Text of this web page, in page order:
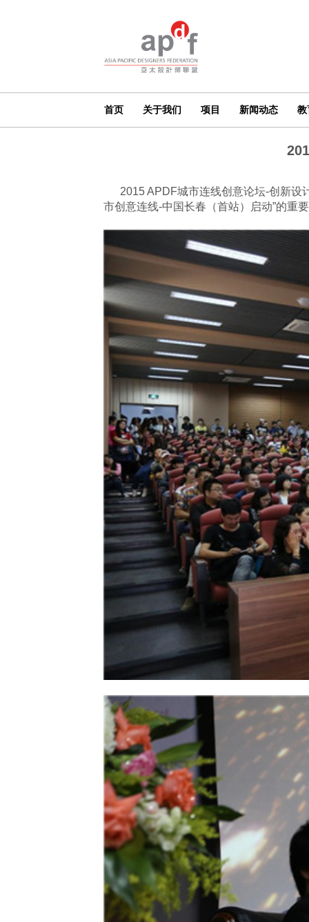
首页 关于我们 项目 新闻动态 教
2015 APDF城市连线创意论坛-创新设
市创意连线-中国长春（首站）启动”的重